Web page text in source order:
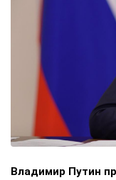
Владимир Путин